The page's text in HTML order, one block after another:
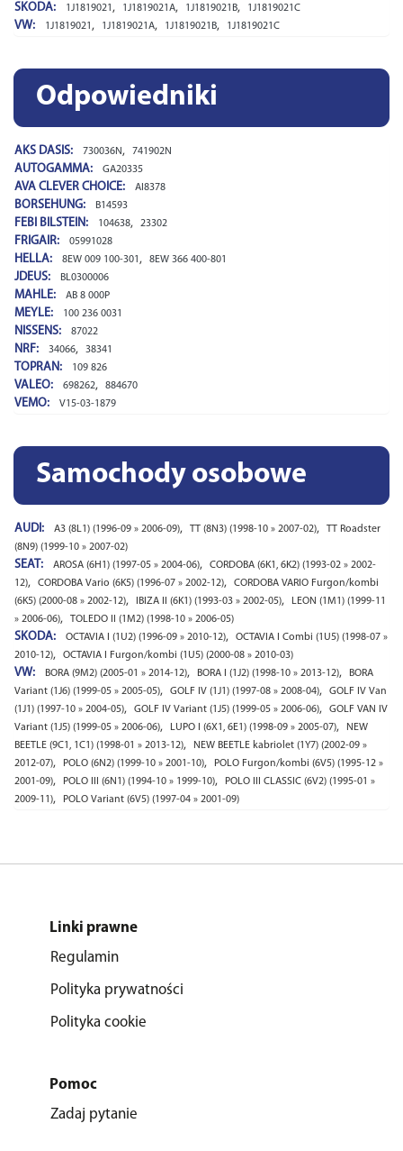
SKODA: 1J1819021 , 1J1819021A, 1J1819021B, 1J1819021C
VW: 1J1819021 , 1J1819021A, 1J1819021B, 1J1819021C
Odpowiedniki
AKS DASIS: 730036N , 741902N
AUTOGAMMA: GA20335
AVA CLEVER CHOICE: AI8378
BORSEHUNG: B14593
FEBI BILSTEIN: 104638, 23302
FRIGAIR: 05991028
HELLA: 8EW 009 100-301 , 8EW 366 400-801
JDEUS: BL0300006
MAHLE: AB 8 000P
MEYLE: 100 236 0031
NISSENS: 87022
NRF: 34066, 38341
TOPRAN: 109 826
VALEO: 698262, 884670
VEMO: V15-03-1879
Samochody osobowe
AUDI: A3 (8L1) (1996-09 » 2006-09), TT (8N3) (1998-10 » 2007-02),
TT Roadster
(8N9) (1999-10 » 2007-02)
SEAT: AROSA (6H1) (1997-05 » 2004-06),
CORDOBA (6K1, 6K2) (1993-02 » 2002-
12), CORDOBA Vario (6K5) (1996-07 » 2002-12),
CORDOBA VARIO Furgon/kombi
(6K5) (2000-08 » 2002-12), IBIZA II (6K1) (1993-03 » 2002-05),
LEON (1M1) (1999-11
» 2006-06), TOLEDO II (1M2) (1998-10 » 2006-05)
SKODA: OCTAVIA I (1U2) (1996-09 » 2010-12),
OCTAVIA I Combi (1U5) (1998-07 »
2010-12), OCTAVIA I Furgon/kombi (1U5) (2000-08 » 2010-03)
VW: BORA (9M2) (2005-01 » 2014-12), BORA I (1J2) (1998-10 » 2013-12),
BORA
Variant (1J6) (1999-05 » 2005-05), GOLF IV (1J1) (1997-08 » 2008-04),
GOLF IV Van
(1J1) (1997-10 » 2004-05), GOLF IV Variant (1J5) (1999-05 » 2006-06),
GOLF VAN IV
Variant (1J5) (1999-05 » 2006-06), LUPO I (6X1, 6E1) (1998-09 » 2005-07),
NEW
BEETLE (9C1, 1C1) (1998-01 » 2013-12),
NEW BEETLE kabriolet (1Y7) (2002-09 »
2012-07), POLO (6N2) (1999-10 » 2001-10),
POLO Furgon/kombi (6V5) (1995-12 »
2001-09), POLO III (6N1) (1994-10 » 1999-10),
POLO III CLASSIC (6V2) (1995-01 »
2009-11), POLO Variant (6V5) (1997-04 » 2001-09)
Linki prawne
Regulamin
Polityka prywatności
Polityka cookie
Pomoc
Zadaj pytanie